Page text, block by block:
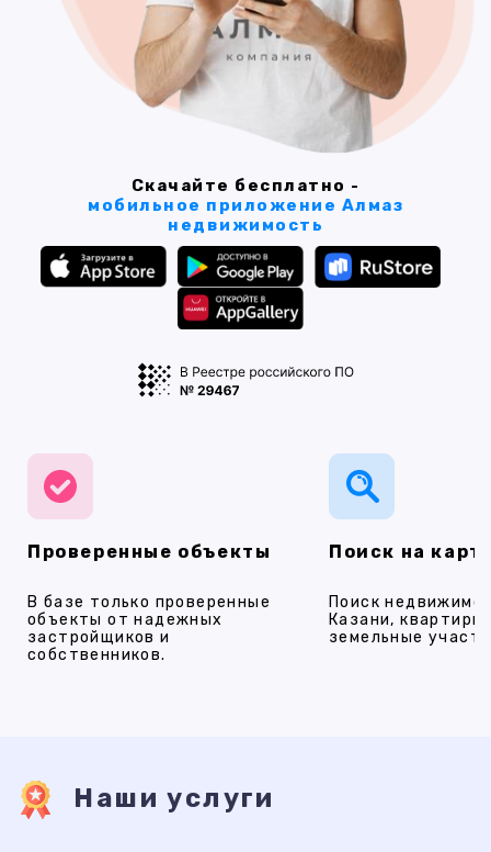
Скачайте бесплатно -
мобильное приложение Алмаз
недвижимость
Проверенные объекты
В базе только проверенные
объекты от надежных
застройщиков и
собственников.
Поиск на
Поиск
Казани,
земельные
Наши услуги